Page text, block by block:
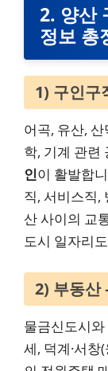
2. 양산
정보 총
1) 구인
어곡, 유산,
학, 기계 관련
인이 활발합
직, 서비스직,
산 사이의 교
도시 일자리
2) 부동산
물금신도시
세, 덕계·서창